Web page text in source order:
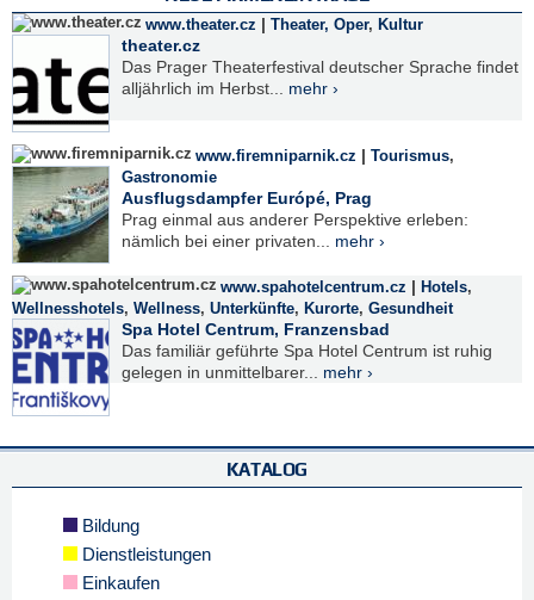
www.theater.cz | Theater, Oper, Kultur
theater.cz
Das Prager Theaterfestival deutscher Sprache findet
alljährlich im Herbst... mehr ›
www.firemniparnik.cz | Tourismus,
Gastronomie
Ausflugsdampfer Európé, Prag
Prag einmal aus anderer Perspektive erleben:
nämlich bei einer privaten... mehr ›
www.spahotelcentrum.cz | Hotels,
Wellnesshotels, Wellness, Unterkünfte, Kurorte, Gesundheit
Spa Hotel Centrum, Franzensbad
Das familiär geführte Spa Hotel Centrum ist ruhig
gelegen in unmittelbarer... mehr ›
KATALOG
Bildung
Dienstleistungen
Einkaufen